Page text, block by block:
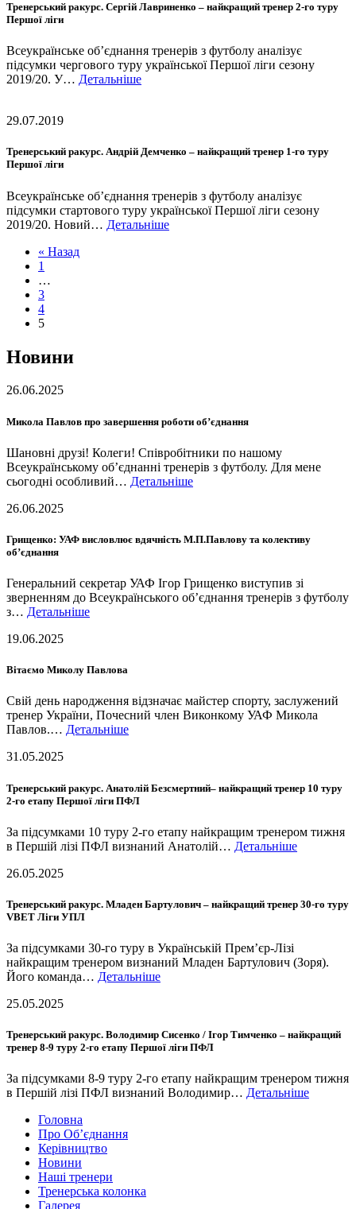
Тренерський ракурс. Сергій Лавриненко – найкращий тренер 2-го туру
Першої ліги
Всеукраїнське об’єднання тренерів з футболу аналізує
підсумки чергового туру української Першої ліги сезону
2019/20. У… Детальніше
29.07.2019
Тренерський ракурс. Андрій Демченко – найкращий тренер 1-го туру
Першої ліги
Всеукраїнське об’єднання тренерів з футболу аналізує
підсумки стартового туру української Першої ліги сезону
2019/20. Новий… Детальніше
« Назад
1
…
3
4
5
Новини
26.06.2025
Микола Павлов про завершення роботи об’єднання
Шановні друзі! Колеги! Співробітники по нашому
Всеукраїнському об’єднанні тренерів з футболу. Для мене
сьогодні особливий… Детальніше
26.06.2025
Грищенко: УАФ висловлює вдячність М.П.Павлову та колективу
об’єднання
Генеральний секретар УАФ Ігор Грищенко виступив зі
зверненням до Всеукраїнського об’єднання тренерів з футболу
з… Детальніше
19.06.2025
Вітаємо Миколу Павлова
Свій день народження відзначає майстер спорту, заслужений
тренер України, Почесний член Виконкому УАФ Микола
Павлов.… Детальніше
31.05.2025
Тренерський ракурс. Анатолій Безсмертний– найкращий тренер 10 туру
2-го етапу Першої ліги ПФЛ
За підсумками 10 туру 2-го етапу найкращим тренером тижня
в Першій лізі ПФЛ визнаний Анатолій… Детальніше
26.05.2025
Тренерський ракурс. Младен Бартулович – найкращий тренер 30-го туру
VBET Ліги УПЛ
За підсумками 30-го туру в Українській Прем’єр-Лізі
найкращим тренером визнаний Младен Бартулович (Зоря).
Його команда… Детальніше
25.05.2025
Тренерський ракурс. Володимир Сисенко / Ігор Тимченко – найкращий
тренер 8-9 туру 2-го етапу Першої ліги ПФЛ
За підсумками 8-9 туру 2-го етапу найкращим тренером тижня
в Першій лізі ПФЛ визнаний Володимир… Детальніше
Головна
Про Об’єднання
Керівництво
Новини
Наші тренери
Тренерська колонка
Галерея